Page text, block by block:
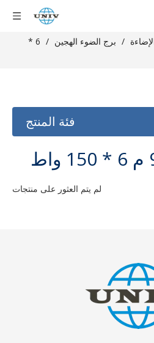
/ برج الضوء الهجين /
6 *
فئة المنتج
لم يتم العثور على منتجات